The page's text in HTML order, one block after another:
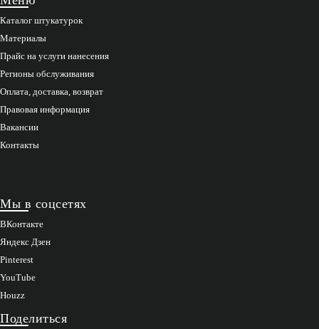
Каталог штукатурок
Материалы
Прайс на услуги нанесения
Регионы обслуживания
Оплата, доставка, возврат
Правовая информация
Вакансии
Контакты
Мы в соцсетях
ВКонтакте
Яндекс Дзен
Pinterest
YouTube
Houzz
Поделиться